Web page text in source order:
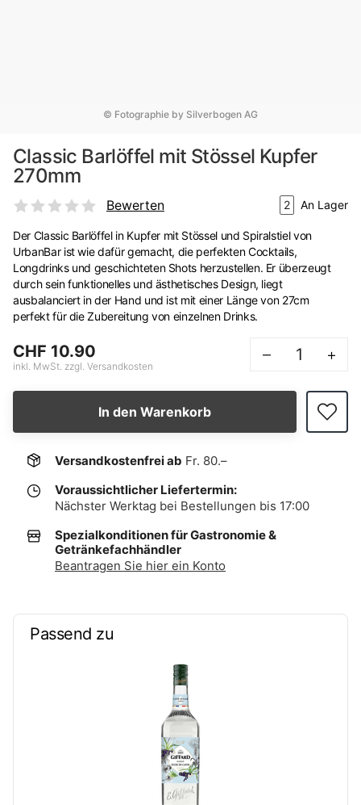
© Fotographie by Silverbogen AG
Classic Barlöffel mit Stössel Kupfer
270mm
Bewerten 2 An Lager
Der Classic Barlöffel in Kupfer mit Stössel und Spiralstiel von
UrbanBar ist wie dafür gemacht, die perfekten Cocktails,
Longdrinks und geschichteten Shots herzustellen. Er überzeugt
durch sein funktionelles und ästhetisches Design, liegt
ausbalanciert in der Hand und ist mit einer Länge von 27cm
perfekt für die Zubereitung von einzelnen Drinks.
CHF 10.90
inkl. MwSt. zzgl. Versandkosten
– +
In den Warenkorb
Versandkostenfrei ab Fr. 80.–
Voraussichtlicher Liefertermin:
Nächster Werktag bei Bestellungen bis 17:00
Spezialkonditionen für Gastronomie &
Getränkefachhändler
Beantragen Sie hier ein Konto
Passend zu